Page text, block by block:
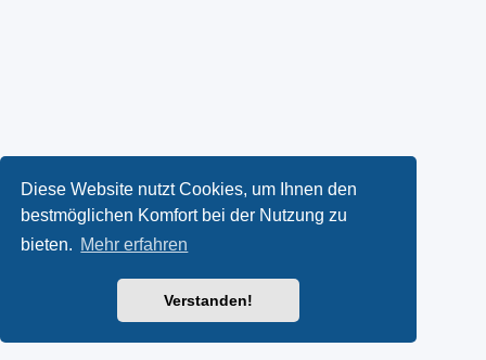
Diese Website nutzt Cookies, um Ihnen den
bestmöglichen Komfort bei der Nutzung zu
bieten. Mehr erfahren
Verstanden!